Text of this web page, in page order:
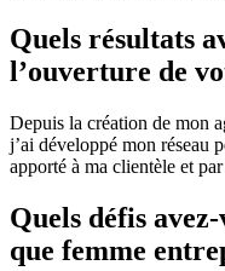
Quels résultats
l’ouverture de
Depuis la création de mon
j’ai développé mon réseau
apporté à ma clientèle et
Quels défis
que femme